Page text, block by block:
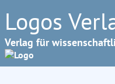
Logos
Verlag für